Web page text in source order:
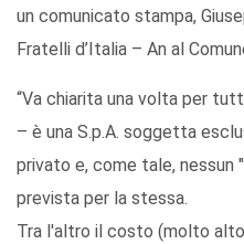
un comunicato stampa,
Fratelli d’Italia – An al
“Va chiarita una volta per
– è una S.p.A. soggetta
privato e, come tale, nessun
prevista per la stessa.
Tra l'altro il costo (molto